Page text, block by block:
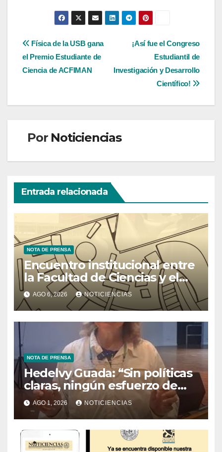
Navegación
de
¡Así fue el Congreso
Estudiantil de
Investigación y Desarrollo
Científico!
Física de la USB gana
el Premio Estudiante de
Ciencia de ACFIMAN
Por Noticiencias
Entrada relacionada
NOTA DE PRENSA
Encuentro institucional entre
la Facultad de Ciencias y el
Ministerio de Ciencia y
Tecnología
AGO 6, 2026 NOTICIENCIAS
NOTA DE PRENSA
Hedelvy Guada: “Sin políticas
claras, ningún esfuerzo de
conservación rendirá frutos”
AGO 1, 2026 NOTICIENCIAS